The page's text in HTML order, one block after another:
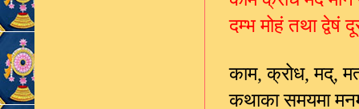
दम्भ मोहं तथा
काम,क्रोध,मद्,
कथाका समयमा